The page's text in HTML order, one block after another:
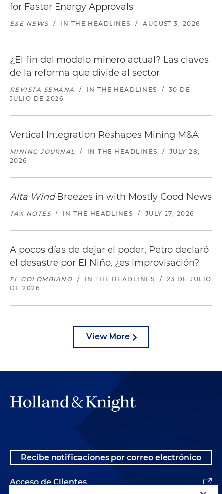
for Faster Energy Approvals
E&E NEWS / IN THE HEADLINES / AUGUST 3, 2026
¿El fin del modelo minero actual? Las claves
de la reforma que divide al sector
REVISTA SEMANA / IN THE HEADLINES /
30 DE
JULIO DE 2026
Vertical Integration Reshapes Mining M&A
MINING JOURNAL / IN THE HEADLINES /
JULY 28,
2026
Alta WindBreezes in with Mostly Good News
TAX NOTES / IN THE HEADLINES / JULY 27, 2026
A pocos días de dejar el poder, Petro declaró
el desastre por El Niño, ¿es improvisación?
EL COLOMBIANO / IN THE HEADLINES /
23 DE JULIO
DE 2026
View More
Recibe notificaciones por correo electrónico
Acceso de Clientes